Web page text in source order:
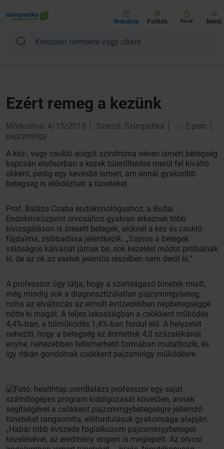
Webshop Patikák Kosár Menü
Ezért remeg a kezünk
Módosítva: 4/15/2015 Szerző: Szimpatika
2 perc
pajzsmirigy
A kéz-, vagy csukló alagút szindróma néven ismert betegség
kapcsán elsősorban a kezek túlerőltetése merül fel kiváltó
okként, pedig egy kevésbé ismert, ám annál gyakoribb
betegség is előidézheti a tüneteket.
Prof. Balázs Csaba endokrinológushoz, a Budai
Endokrinközpont orvosához gyakran érkeznek több
kivizsgáláson is átesett betegek, akiknél a kéz és csukló
fájdalma, zsibbadása jelentkezik. „Sajnos a betegek
valóságos kálváriát járnak be, sok kezelési módot próbálnak
ki, de az ok az esetek jelentős részében nem derül ki.”
A professzor úgy látja, hogy a szerteágazó tünetek miatt,
még mindig sok a diagnosztizálatlan pajzsmirigybeteg,
noha az elváltozás az elmúlt évtizedekben népbetegséggé
nőtte ki magát. A teljes lakosságban a csökkent működés
4,4%-ban, a túlműködés 1,4%-ban fordul elő. A helyzetet
nehezíti, hogy a betegség az érintettek 4,0 százalékánál
enyhe, nehezebben felismerhető formában mutatkozik, és
így ritkán gondolnak csökkent pajzsmirigy működésre.
Balázs professzor egy saját
számítógépes program kidolgozását követően, annak
segítségével a csökkent pajzsmirigybetegségre jellemző
tüneteket rangsorolta, előfordulásuk gyakorisága alapján.
„Habár több évtizede foglalkozom pajzsmirigybetegek
kezelésével, az eredmény engem is meglepett. Az orvosi